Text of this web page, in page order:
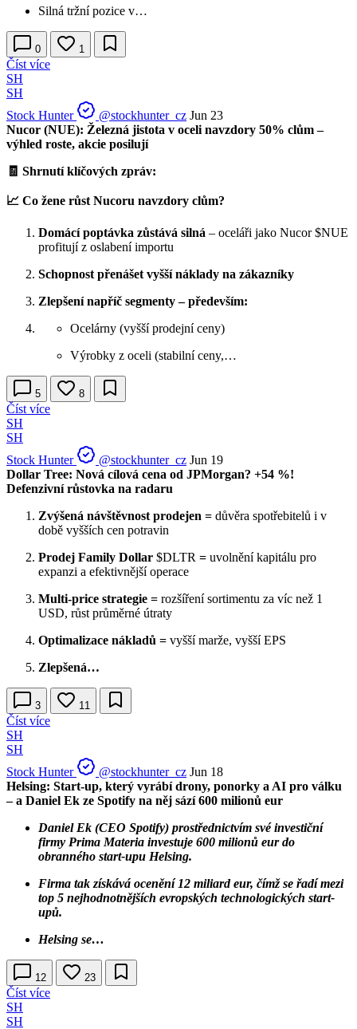
Silná tržní pozice v…
0 1
Číst více
SH
SH
Stock Hunter
@stockhunter_cz Jun 23
Nucor (NUE): Železná jistota v oceli navzdory 50% clům –
výhled roste, akcie posilují
🧾 Shrnutí klíčových zpráv:
📈 Co žene růst Nucoru navzdory clům?
Domácí poptávka zůstává silná – oceláři jako Nucor$NUE
profitují z oslabení importu
Schopnost přenášet vyšší náklady na zákazníky
Zlepšení napříč segmenty – především:
Ocelárny (vyšší prodejní ceny)
Výrobky z oceli (stabilní ceny,…
5 8
Číst více
SH
SH
Stock Hunter
@stockhunter_cz Jun 19
Dollar Tree: Nová cílová cena od JPMorgan? +54 %!
Defenzivní růstovka na radaru
Zvýšená návštěvnost prodejen = důvěra spotřebitelů i v
době vyšších cen potravin
Prodej Family Dollar $DLTR = uvolnění kapitálu pro
expanzi a efektivnější operace
Multi-price strategie = rozšíření sortimentu za víc než 1
USD, růst průměrné útraty
Optimalizace nákladů = vyšší marže, vyšší EPS
Zlepšená…
3 11
Číst více
SH
SH
Stock Hunter
@stockhunter_cz Jun 18
Helsing: Start-up, který vyrábí drony, ponorky a AI pro válku
– a Daniel Ek ze Spotify na něj sází 600 milionů eur
Daniel Ek (CEO Spotify) prostřednictvím své investiční
firmy Prima Materia investuje 600 milionů eur do
obranného start-upu Helsing.
Firma tak získává ocenění 12 miliard eur, čímž se řadí mezi
top 5 nejhodnotnějších evropských technologických start-
upů.
Helsing se…
12 23
Číst více
SH
SH